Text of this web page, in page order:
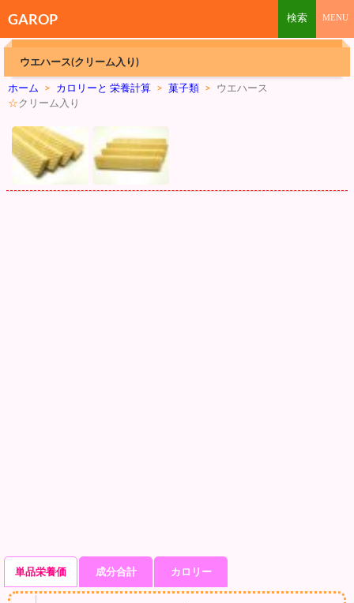
GAROP
ウエハース(クリーム入り)
ホーム > カロリーと 栄養計算 > 菓子類 > ウエハース
☆クリーム入り
単品栄養価 成分合計 カロリー